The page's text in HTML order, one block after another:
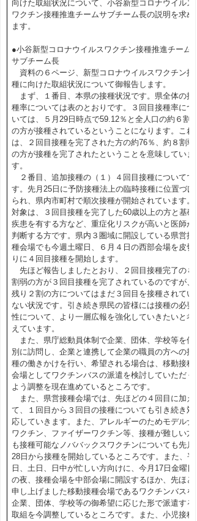
向けた取組状況について、小谷新型コロナウイルス
ワクチン接種推進チームサブチーム長の説明を求め
ます。
●小谷新型コロナウイルスワクチン接種推進チーム
サブチーム長
資料の６ページ、新型コロナウイルスワクチン接
種に向けた取組状況について御報告します。
まず、１番目、本県の接種状況です。県全体の接
種率については表のとおりです。３回目接種率につ
いては、５月29日時点で59.12％と全人口の約６割
の方が接種されているということになります。これ
は、２回目接種を完了された方の約76％、約８割弱
の方が接種を完了されたということを意味していま
す。
２番目、追加接種の（１）４回目接種についてで
す。先月25日に予防接種法上の臨時接種に位置づけ
られ、県内市町村で順次接種が開始されています。
対象は、３回目接種を完了した60歳以上の方と基礎
疾患を有する方など、重症化リスクが高いと医師が
判断する方です。県内３圏域に開設している県営接
種会場でも今週土曜日、６月４日の西部会場を皮切
りに４回目接種を開始します。
先ほど報告しましたとおり、２回目接種完了の８
割弱の方が３回目接種を完了されているのですが、
残り２割の方についてはまだ３回目を接種されてい
ない状況です。引き続き県民の皆様には接種の必要
性について、より一層広報を強化していきたいと考
えています。
また、県庁総動員体制で企業、団体、学校等を個
別に訪問し、企業と連携して企業の職員の方への接
種の働きかけを行い、希望される場合は、移動接種
会場としてワクチンバスの派遣を検討していただく
よう調整を現在進めているところです。
また、県営接種会場では、先ほどの４回目に加え
て、１回目から３回目の接種についても引き続き対
応していきます。また、アレルギーのためモデルナ
ワクチン、ファイザーワクチン等、接種が難しい方
も接種可能なノババックスワクチンについても先月
28日から接種を開始しているところです。また、平
日、土日、日中が忙しい方向けに、今月17日金曜日
の夜、接種会場を中部会場に開設するほか、先ほど
申し上げました移動接種会場であるワクチンバスを
企業、団体、学校等の御希望に応じた形で派遣する
取組を今調整しているところです。また、小児接種